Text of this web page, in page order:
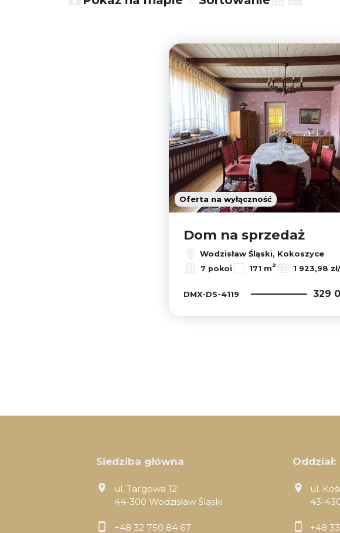
Oferta na wyłączność
Dom na sprzedaż
Wodzisław Śląski, Kokoszyce
7 pokoi 171 m2 1 923,98
DMX-DS-4119 329
Siedziba główna
ul. Targowa 12
44-300 Wodzisław Śląski
+48 32 750 84 67
Oddział:
ul.
43-
+48